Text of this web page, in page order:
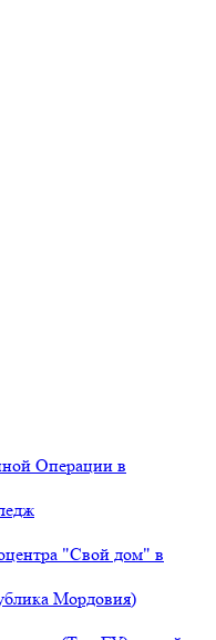
Операции в
"Свой дом" в
Мордовия)